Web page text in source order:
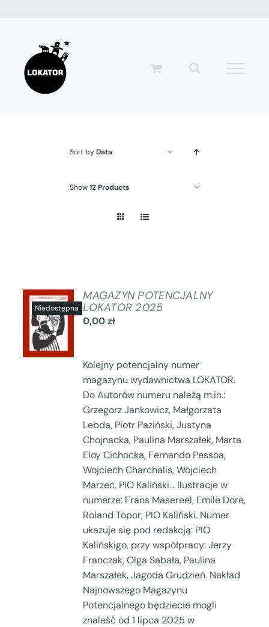
zawartości
Sort byData
Show12 Products
SZCZEGÓŁY
MAGAZYN POTENCJALNY
LOKATOR 2025
0,00zł
Kolejny potencjalny numer
magazynu wydawnictwa LOKATOR.
Do Autorów numeru należą m.in.:
Grzegorz Jankowicz, Małgorzata
Lebda, Piotr Paziński, Justyna
Chojnacka, Paulina Marszałek, Marta
Eloy Cichocka, Fernando Pessoa,
Wojciech Charchalis, Wojciech
Marzec, PIO Kaliński... Ilustracje w
numerze: Frans Masereel, Emile Dore,
Roland Topor, PIO Kaliński. Numer
ukazuje się pod redakcją: PIO
Kalińskigo, przy współpracy: Jerzy
Franczak, Olga Sabała, Paulina
Marszałek, Jagoda Grudzień. Nakład
Najnowszego Magazynu
Potencjalnego będziecie mogli
znaleść od 1 lipca 2025 w